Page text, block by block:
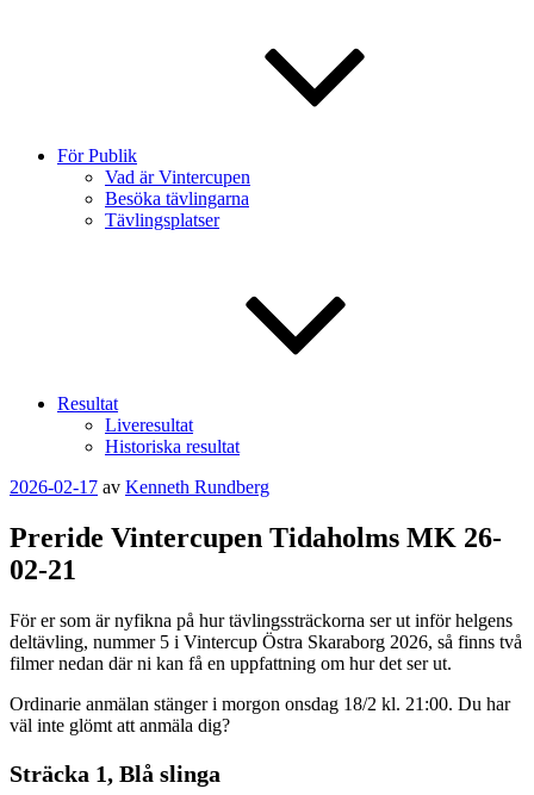
För Publik
Vad är Vintercupen
Besöka tävlingarna
Tävlingsplatser
Resultat
Liveresultat
Historiska resultat
Publicerat
2026-02-17 av Kenneth Rundberg
Preride Vintercupen Tidaholms MK 26-
02-21
För er som är nyfikna på hur tävlingssträckorna ser ut inför helgens
deltävling, nummer 5 i Vintercup Östra Skaraborg 2026, så finns två
filmer nedan där ni kan få en uppfattning om hur det ser ut.
Ordinarie anmälan stänger i morgon onsdag 18/2 kl. 21:00. Du har
väl inte glömt att anmäla dig?
Sträcka 1, Blå slinga